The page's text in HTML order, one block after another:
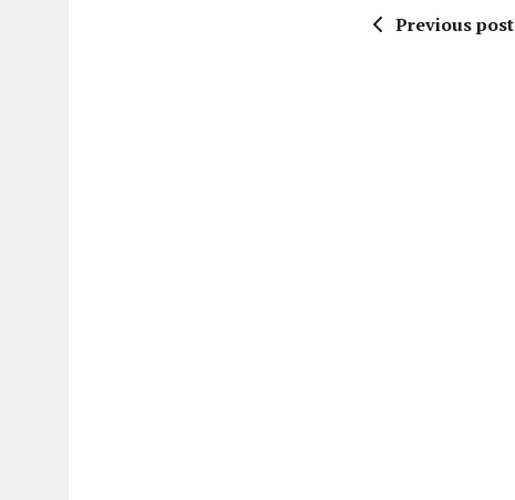
Previous post